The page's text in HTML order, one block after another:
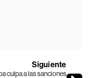
Siguiente
culpa a las sanciones